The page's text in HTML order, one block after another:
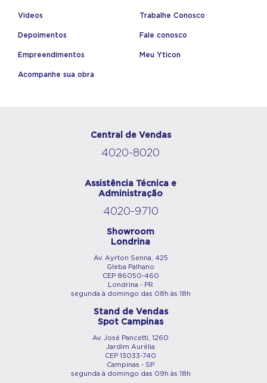
Videos
Depoimentos
Empreendimentos
Acompanhe sua obra
Trabalhe Conosco
Fale conosco
Meu Yticon
Central de Vendas
4020-8020
Assistência Técnica e
Administração
4020-9710
Showroom
Londrina
Av. Ayrton Senna, 425
Gleba Palhano
CEP 86050-460
Londrina - PR
segunda à domingo das 08h às 18h
Stand de Vendas
Spot Campinas
Av. José Pancetti, 1260
Jardim Aurélia
CEP 13033-740
Campinas - SP
segunda à domingo das 09h às 18h